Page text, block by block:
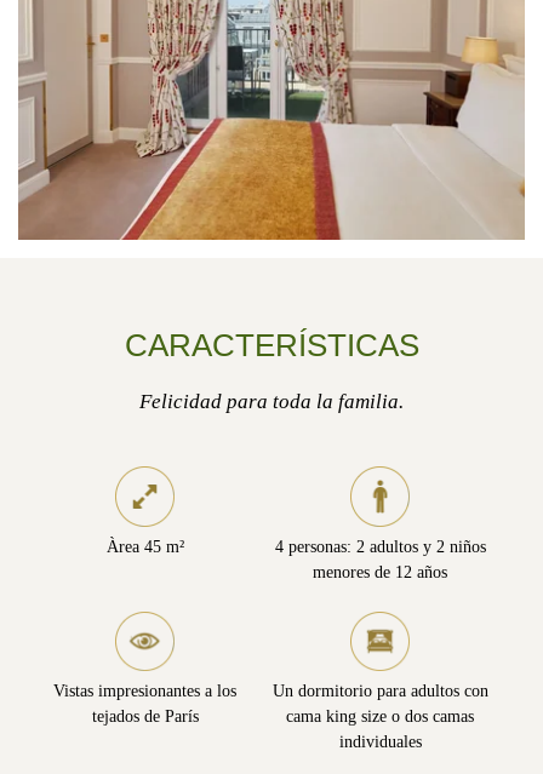
CARACTERÍSTICAS
Felicidad para toda la familia.
Àrea 45 m²
4 personas: 2 adultos y 2 niños
menores de 12 años
Vistas impresionantes a los
tejados de París
Un dormitorio para adultos con
cama king size o dos camas
individuales